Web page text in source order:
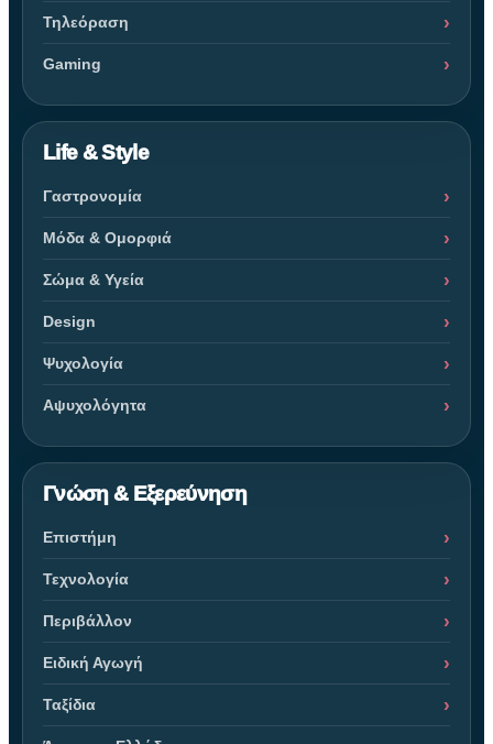
Τηλεόραση
Gaming
Life & Style
Γαστρονομία
Μόδα & Ομορφιά
Σώμα & Υγεία
Design
Ψυχολογία
Αψυχολόγητα
Γνώση & Εξερεύνηση
Επιστήμη
Τεχνολογία
Περιβάλλον
Ειδική Αγωγή
Ταξίδια